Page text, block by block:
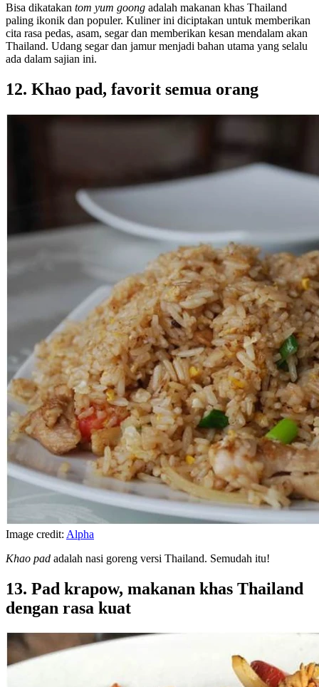
Bisa dikatakan tom yum goong adalah makanan khas Thailand
paling ikonik dan populer. Kuliner ini diciptakan untuk memberikan
cita rasa pedas, asam, segar dan memberikan kesan mendalam akan
Thailand. Udang segar dan jamur menjadi bahan utama yang selalu
ada dalam sajian ini.
12. Khao pad, favorit semua orang
Image credit: Alpha
Khao pad adalah nasi goreng versi Thailand. Semudah itu!
13. Pad krapow, makanan khas Thailand
dengan rasa kuat